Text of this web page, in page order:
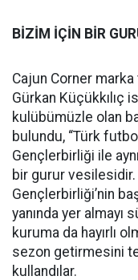
BİZİM İÇİN BİR
Cajun Corner
Gürkan Küçükkılıç
kulübümüzle olan
bulundu, “Türk
Gençlerbirliği ile
bir gurur vesilesidir.
Gençlerbirliği’nin
yanında yer almayı
kuruma da hayırlı
sezon getirmesini
kullandılar.